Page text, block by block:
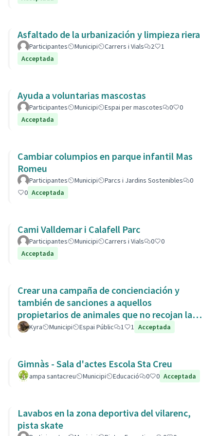
Asfaltado de la urbanización y limpieza riera
Participantes Municipi Carrers i Vials 2
1
Acceptada
Ayuda a voluntarias mascostas
Participantes Municipi Espai per mascotes 0
0
Acceptada
Cambiar columpios en parque infantil Mas
Romeu
Participantes Municipi Parcs i Jardins Sostenibles
0
0 Acceptada
Cami Valldemar i Calafell Parc
Participantes Municipi Carrers i Vials 0
0
Acceptada
Crear una campaña de concienciación y
también de sanciones a aquellos
propietarios de animales que no recojan las
heces de las aceras. Es responsabili
Kyra Municipi Espai Públic 1 1 Acceptada
Gimnàs - Sala d'actes Escola Sta Creu
ampa santacreu Municipi Educació 0 0 Acceptada
Lavabos en la zona deportiva del vilarenc,
pista skate